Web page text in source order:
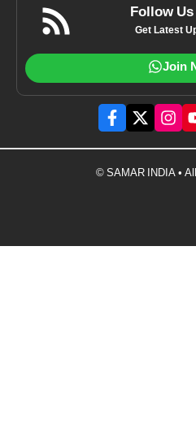
Follow
Get Latest
Join
© SAMAR INDIA •